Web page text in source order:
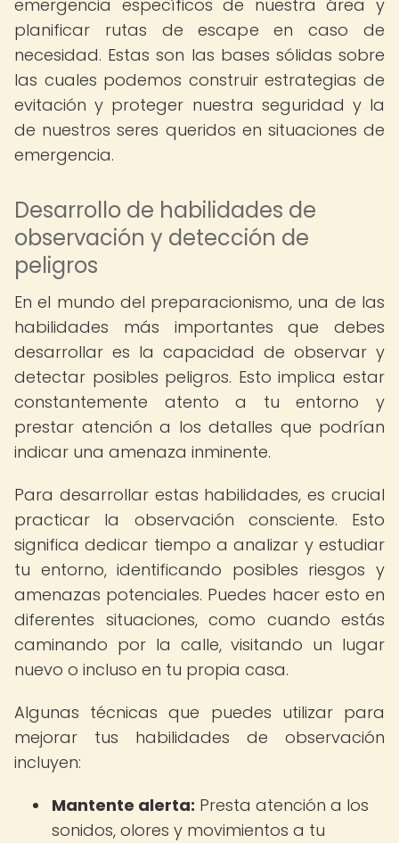
emergencia específicos de nuestra área y
planificar rutas de escape en caso de
necesidad. Estas son las bases sólidas sobre
las cuales podemos construir estrategias de
evitación y proteger nuestra seguridad y la
de nuestros seres queridos en situaciones de
emergencia.
Desarrollo de habilidades de
observación y detección de
peligros
En el mundo del preparacionismo, una de las
habilidades más importantes que debes
desarrollar es la capacidad de observar y
detectar posibles peligros. Esto implica estar
constantemente atento a tu entorno y
prestar atención a los detalles que podrían
indicar una amenaza inminente.
Para desarrollar estas habilidades, es crucial
practicar la observación consciente. Esto
significa dedicar tiempo a analizar y estudiar
tu entorno, identificando posibles riesgos y
amenazas potenciales. Puedes hacer esto en
diferentes situaciones, como cuando estás
caminando por la calle, visitando un lugar
nuevo o incluso en tu propia casa.
Algunas técnicas que puedes utilizar para
mejorar tus habilidades de observación
incluyen:
Mantente alerta: Presta atención a los
sonidos, olores y movimientos a tu